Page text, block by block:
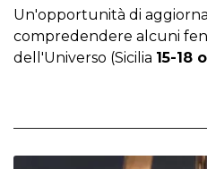
Un'opportunità di
compredendere alcuni
dell'Universo (Sicilia 15-18